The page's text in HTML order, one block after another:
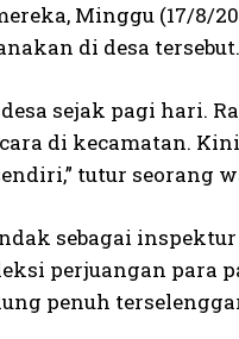
Minggu (17/8/
di desa tersebut.
sejak pagi hari.
di kecamatan.
tutur seorang
sebagai
perjuangan para
penuh